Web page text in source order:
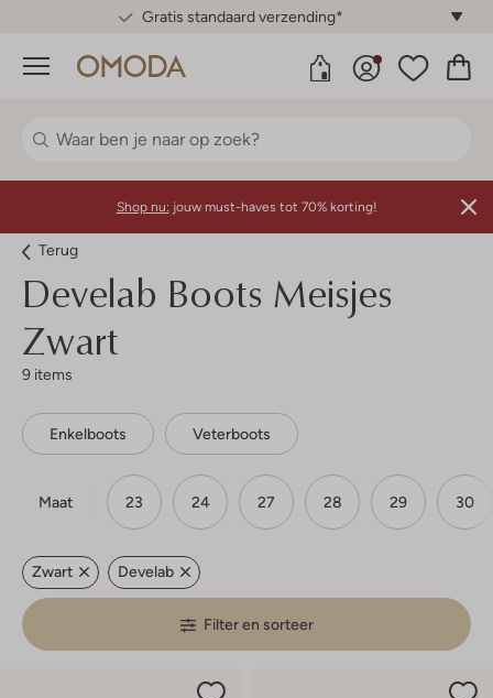
Gratis standaard verzending*
Menu
Shop nu: jouw must-haves tot 70% korting!
Terug
Develab Boots Meisjes
Zwart
9 items
Enkelboots Veterboots
Maat 23 24 27 28 29 30
Zwart Develab
Filter en sorteer